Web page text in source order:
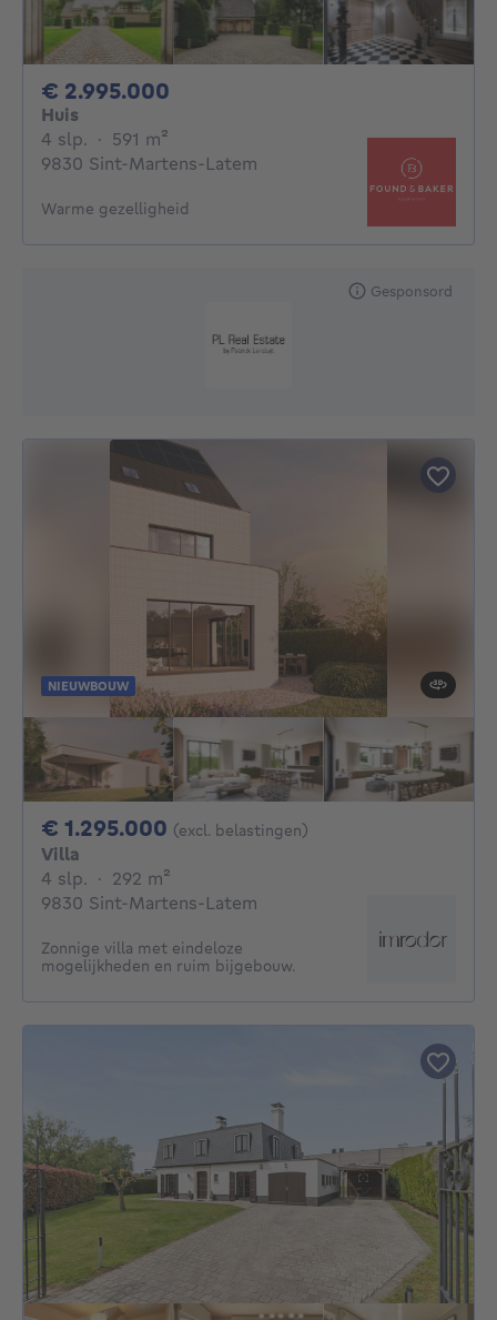
€ 2.995.000
Huis
4 slp. 4 slaapkamers
· 591 m²
9830 Sint-Martens-Latem
Warme gezelligheid
Gesponsord
NIEUWBOUW
€ 1.295.000 1295000€
(excl. belastingen)
Villa
4 slp. 4 slaapkamers
· 292 m²
9830 Sint-Martens-Latem
Zonnige villa met eindeloze
mogelijkheden en ruim bijgebouw.